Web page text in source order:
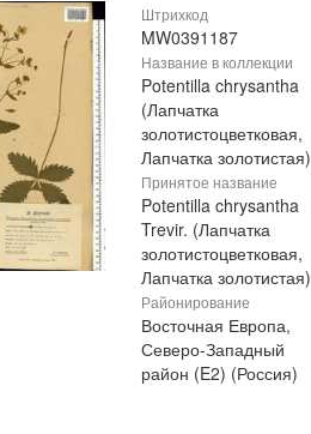
Штрихкод
MW0391187
Название в коллекции
Potentilla chrysantha
(Лапчатка
золотистоцветковая,
Лапчатка золотистая)
Принятое название
Potentilla chrysantha
Trevir. (Лапчатка
золотистоцветковая,
Лапчатка золотистая)
Районирование
Восточная Европа,
Северо-Западный
район (E2) (Россия)